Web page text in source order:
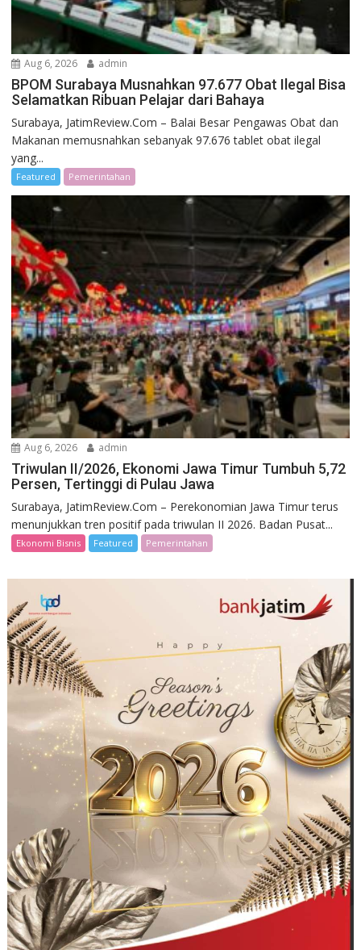
Aug 6, 2026 admin
BPOM Surabaya Musnahkan 97.677 Obat Ilegal Bisa
Selamatkan Ribuan Pelajar dari Bahaya
Surabaya, JatimReview.Com – Balai Besar Pengawas Obat dan
Makanan memusnahkan sebanyak 97.676 tablet obat ilegal
yang...
Featured Pemerintahan
Aug 6, 2026 admin
Triwulan II/2026, Ekonomi Jawa Timur Tumbuh 5,72
Persen, Tertinggi di Pulau Jawa
Surabaya, JatimReview.Com – Perekonomian Jawa Timur terus
menunjukkan tren positif pada triwulan II 2026. Badan Pusat...
Ekonomi Bisnis Featured Pemerintahan